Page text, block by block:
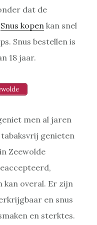
dat de
Snus kopenkan snel
Snus bestellen is
18 jaar.
men al jaren
tabaksvrij genieten
Zeewolde
kan overal. Er zijn
en snus
en sterktes.